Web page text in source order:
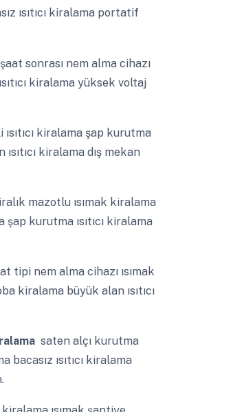
ısıtıcı kiralama portatif
sonrası nem alma cihazı
kiralama yüksek voltaj
kiralama şap kurutma
kiralama dış mekan
mazotlu ısımak kiralama
şap kurutma ısıtıcı kiralama
tipi nem alma cihazı ısımak
kiralama büyük alan ısıtıcı
saten alçı kurutma
ısıtıcı kiralama